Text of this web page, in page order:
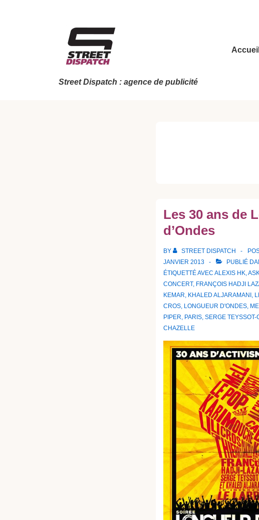
Street Dispatch : agence de publicité
Main
Accueil
Les 30 ans de
d’Ondes
BY STREET DISPATCH
JANVIER 2013
PUBLIÉ
ÉTIQUETTÉ AVEC ALEXIS HK,
CONCERT, FRANÇOIS HADJI
KEMAR, KHALED ALJARAMANI ,
CROS, LONGUEUR D'ONDES,
PIPER, PARIS, SERGE TEYSSOT-
CHAZELLE